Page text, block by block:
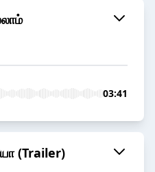
03:41
(Trailer)